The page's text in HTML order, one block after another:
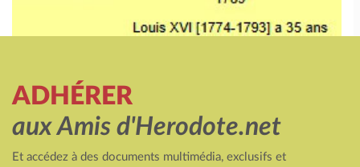
ADHÉRER
aux Amis d'Herodote.net
Et accédez à des documents multimédia, exclusifs et